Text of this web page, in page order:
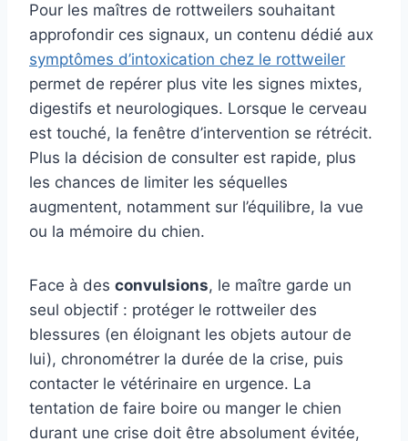
Pour les maîtres de rottweilers souhaitant
approfondir ces signaux, un contenu dédié aux
symptômes d’intoxication chez le rottweiler
permet de repérer plus vite les signes mixtes,
digestifs et neurologiques. Lorsque le cerveau
est touché, la fenêtre d’intervention se rétrécit.
Plus la décision de consulter est rapide, plus
les chances de limiter les séquelles
augmentent, notamment sur l’équilibre, la vue
ou la mémoire du chien.
Face à des convulsions, le maître garde un
seul objectif : protéger le rottweiler des
blessures (en éloignant les objets autour de
lui), chronométrer la durée de la crise, puis
contacter le vétérinaire en urgence. La
tentation de faire boire ou manger le chien
durant une crise doit être absolument évitée,